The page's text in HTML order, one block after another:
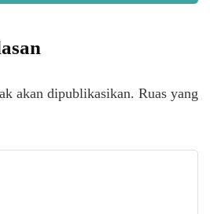
akan dipublikasikan. Ruas yang